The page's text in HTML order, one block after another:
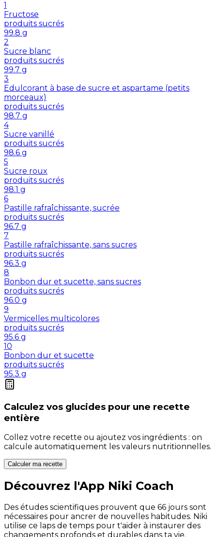
1
Fructose
produits sucrés
99.8 g
2
Sucre blanc
produits sucrés
99.7 g
3
Edulcorant à base de sucre et aspartame (petits
morceaux)
produits sucrés
98.7 g
4
Sucre vanillé
produits sucrés
98.6 g
5
Sucre roux
produits sucrés
98.1 g
6
Pastille rafraîchissante, sucrée
produits sucrés
96.7 g
7
Pastille rafraîchissante, sans sucres
produits sucrés
96.3 g
8
Bonbon dur et sucette, sans sucres
produits sucrés
96.0 g
9
Vermicelles multicolores
produits sucrés
95.6 g
10
Bonbon dur et sucette
produits sucrés
95.3 g
Calculez vos glucides pour une recette
entière
Collez votre recette ou ajoutez vos ingrédients : on
calcule automatiquement les valeurs nutritionnelles.
Calculer ma recette
Découvrez l'App Niki Coach
Des études scientifiques prouvent que 66 jours sont
nécessaires pour ancrer de nouvelles habitudes. Niki
utilise ce laps de temps pour t'aider à instaurer des
changements profonds et durables dans ta vie.